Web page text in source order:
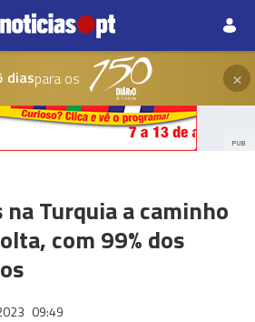
diaspara os ×
PUB
Turquia a caminho
com 99% dos
09:49